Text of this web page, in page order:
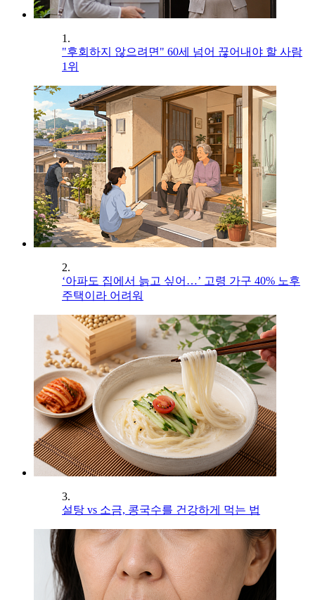
1.
"후회하지 않으려면" 60세 넘어 끊어내야 할 사람
1위
2.
‘아파도 집에서 늙고 싶어…’ 고령 가구 40% 노후
주택이라 어려워
3.
설탕 vs 소금, 콩국수를 건강하게 먹는 법